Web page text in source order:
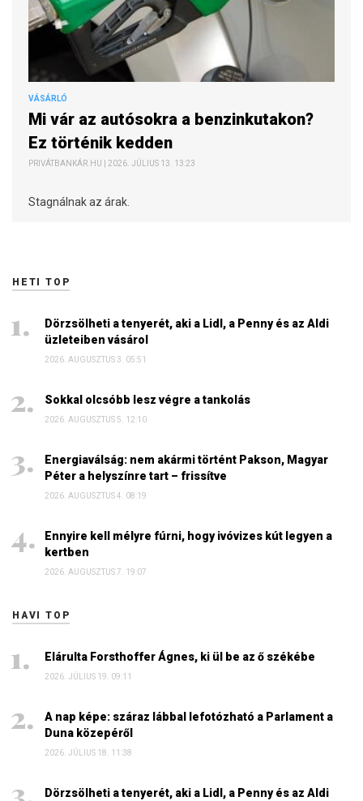
VÁSÁRLÓ
Mi vár az autósokra a benzinkutakon?
Ez történik kedden
PRIVÁTBANKÁR.HU | 2026. JÚLIUS 13. 13:23
Stagnálnak az árak.
HETI TOP
Dörzsölheti a tenyerét, aki a Lidl, a Penny és az Aldi
üzleteiben vásárol
2026. AUGUSZTUS 3. 05:51
Sokkal olcsóbb lesz végre a tankolás
2026. AUGUSZTUS 5. 12:10
Energiaválság: nem akármi történt Pakson, Magyar
Péter a helyszínre tart – frissítve
2026. AUGUSZTUS 4. 08:19
Ennyire kell mélyre fúrni, hogy ivóvizes kút legyen a
kertben
2026. AUGUSZTUS 7. 19:07
HAVI TOP
Elárulta Forsthoffer Ágnes, ki ül be az ő székébe
2026. JÚLIUS 19. 09:11
A nap képe: száraz lábbal lefotózható a Parlament a
Duna közepéről
2026. JÚLIUS 18. 11:38
Dörzsölheti a tenyerét, aki a Lidl, a Penny és az Aldi